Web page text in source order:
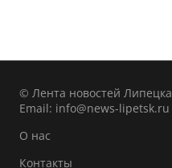
© Лента новостей Липецка
Email: info@news-lipetsk.ru
О нас
Контакты